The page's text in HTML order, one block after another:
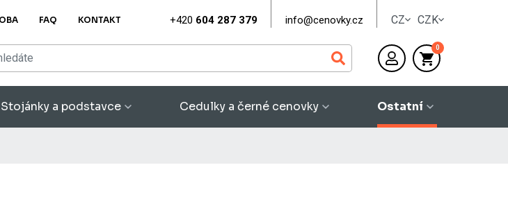
FAQ KONTAKT info@cenovky.cz
+420 604 287 379 CZ CZK
0
Stojánky a podstavce Cedulky a černé cenovky Ostatní